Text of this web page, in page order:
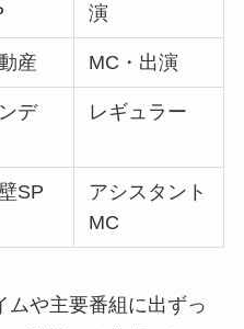
演
産 MC・出演
デ
レギュラー
SP
アシスタント
MC
ムや主要番組に出ずっ